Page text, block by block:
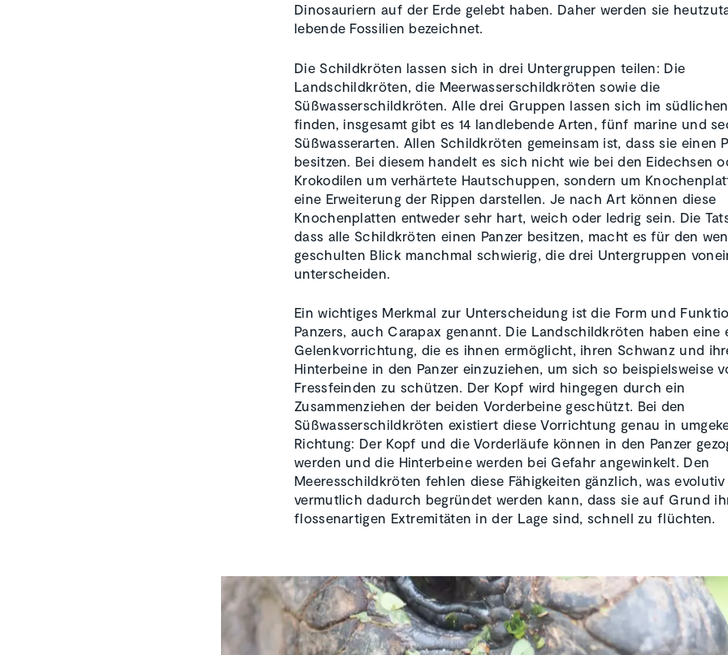
Dinosauriern auf der Erde gelebt haben. Daher werden sie
lebende Fossilien bezeichnet.
Die Schildkröten lassen sich in drei Untergruppen teilen: Die
Landschildkröten, die Meerwasserschildkröten sowie die
Süßwasserschildkröten. Alle drei Gruppen lassen sich im
finden, insgesamt gibt es 14 landlebende Arten, fünf marine und
Süßwasserarten. Allen Schildkröten gemeinsam ist, dass sie einen
besitzen. Bei diesem handelt es sich nicht wie bei den Eidechsen
Krokodilen um verhärtete Hautschuppen, sondern um
eine Erweiterung der Rippen darstellen. Je nach Art können diese
Knochenplatten entweder sehr hart, weich oder ledrig sein. Die
dass alle Schildkröten einen Panzer besitzen, macht es für den
geschulten Blick manchmal schwierig, die drei Untergruppen
unterscheiden.
Ein wichtiges Merkmal zur Unterscheidung ist die Form und
Panzers, auch Carapax genannt. Die Landschildkröten haben eine
Gelenkvorrichtung, die es ihnen ermöglicht, ihren Schwanz und
Hinterbeine in den Panzer einzuziehen, um sich so beispielsweise
Fressfeinden zu schützen. Der Kopf wird hingegen durch ein
Zusammenziehen der beiden Vorderbeine geschützt. Bei den
Süßwasserschildkröten existiert diese Vorrichtung genau in
Richtung: Der Kopf und die Vorderläufe können in den Panzer
werden und die Hinterbeine werden bei Gefahr angewinkelt. Den
Meeresschildkröten fehlen diese Fähigkeiten gänzlich, was evolutiv
vermutlich dadurch begründet werden kann, dass sie auf Grund
flossenartigen Extremitäten in der Lage sind, schnell zu flüchten.